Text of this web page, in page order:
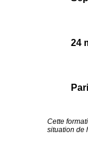
24
Cette
situation de